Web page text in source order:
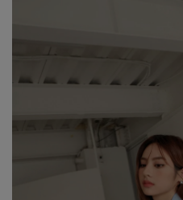
※ 建議深色衣物於首次穿著前先
※ 請與淺色衣物分開洗滌，避免
摩擦或潮濕造成染色的可能性。
※ 顏色請參考單品圖片較為接近
設定差異略有不同，請以實際商品